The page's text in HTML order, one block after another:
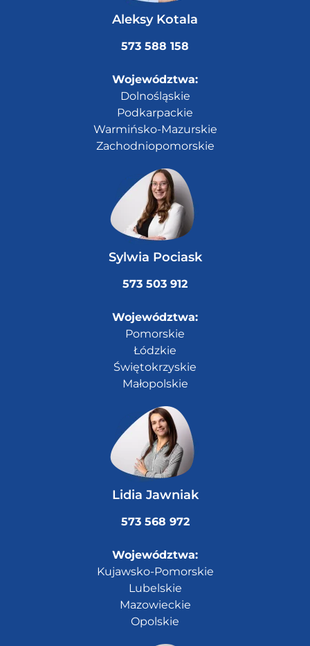
Aleksy Kotala
573 588 158
Województwa:
Dolnośląskie
Podkarpackie
Warmińsko-Mazurskie
Zachodniopomorskie
Sylwia Pociask
573 503 912
Województwa:
Pomorskie
Łódzkie
Świętokrzyskie
Małopolskie
Lidia Jawniak
573 568 972
Województwa:
Kujawsko-Pomorskie
Lubelskie
Mazowieckie
Opolskie